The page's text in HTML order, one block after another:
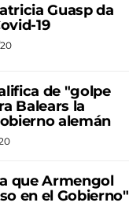
Guasp da
19
de "golpe
Balears la
alemán
que Armengol
en el Gobierno"